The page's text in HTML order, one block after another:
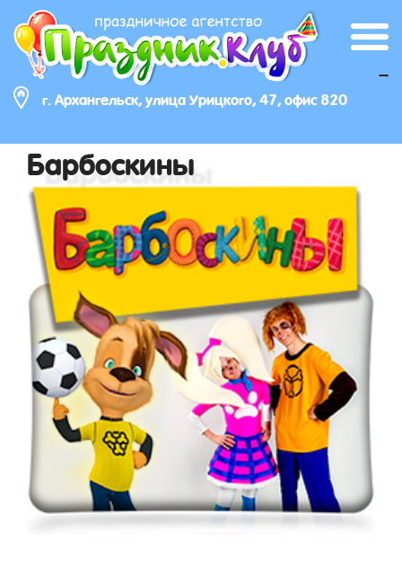
г. Архангельск, улица Урицкого, 47, офис 820
_
Барбоскины